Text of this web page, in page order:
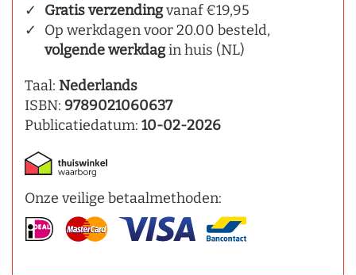
Gratis verzendingvanaf €19,95
Op werkdagen voor 20.00 besteld,
volgende werkdagin huis (NL)
Taal: Nederlands
ISBN: 9789021060637
Publicatiedatum: 10-02-2026
Onze veilige betaalmethoden: